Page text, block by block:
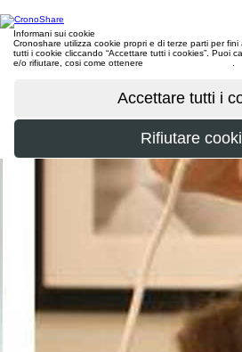
Informani sui cookie
Cronoshare utilizza cookie propri e di terze parti per fini
tutti i cookie cliccando “Accettare tutti i cookies”. Puoi
e/o rifiutare, cosi come ottenere